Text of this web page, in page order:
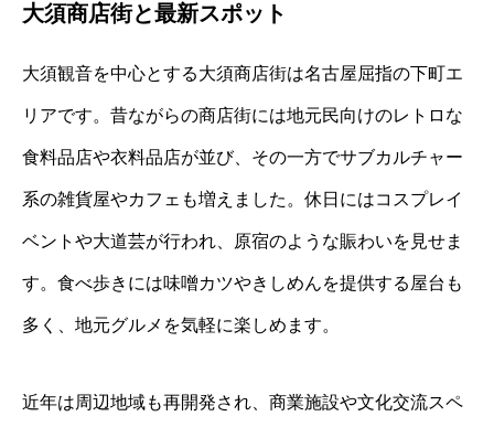
大須商店街と最新スポット
大須観音を中心とする大須商店街は名古屋屈指の下町エ
リアです。昔ながらの商店街には地元民向けのレトロな
食料品店や衣料品店が並び、その一方でサブカルチャー
系の雑貨屋やカフェも増えました。休日にはコスプレイ
ベントや大道芸が行われ、原宿のような賑わいを見せま
す。食べ歩きには味噌カツやきしめんを提供する屋台も
多く、地元グルメを気軽に楽しめます。
近年は周辺地域も再開発され、商業施設や文化交流スペ